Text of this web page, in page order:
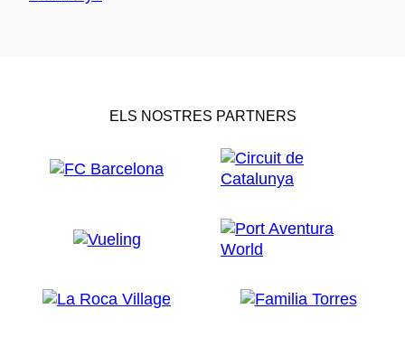
ELS NOSTRES PARTNERS